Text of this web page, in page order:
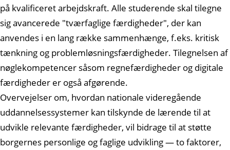
på kvalificeret arbejdskraft. Alle studerende skal tilegne
sig avancerede "tværfaglige færdigheder", der kan
anvendes i en lang række sammenhænge, f.eks. kritisk
tænkning og problemløsningsfærdigheder. Tilegnelsen af
nøglekompetencer såsom regnefærdigheder og digitale
færdigheder er også afgørende.
Overvejelser om, hvordan nationale videregående
uddannelsessystemer kan tilskynde de lærende til at
udvikle relevante færdigheder, vil bidrage til at støtte
borgernes personlige og faglige udvikling — to faktorer,